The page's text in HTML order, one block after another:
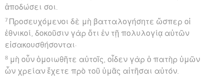
ἀποδώσει σοι.
7 Προσευχόμενοι δὲ μὴ βατταλογήσητε ὥσπερ οἱ
ἐθνικοί, δοκοῦσιν γὰρ ὅτι ἐν τῇ πολυλογίᾳ αὐτῶν
εἰσακουσθήσονται·
8 μὴ οὖν ὁμοιωθῆτε αὐτοῖς, οἶδεν γὰρ ὁ πατὴρ ὑμῶν
ὧν χρείαν ἔχετε πρὸ τοῦ ὑμᾶς αἰτῆσαι αὐτόν.